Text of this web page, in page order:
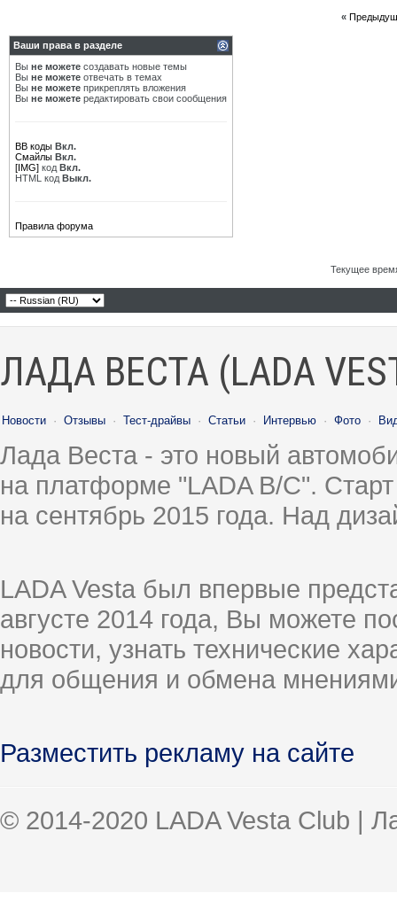
«
Ваши права в разделе
Вы не можете создавать новые темы
Вы не можете отвечать в темах
Вы не можете прикреплять вложения
Вы не можете редактировать свои сообщения
BB коды Вкл.
Смайлы Вкл.
[IMG] код Вкл.
HTML код Выкл.
Правила форума
Текущее
ЛАДА ВЕСТА (LADA
Новости · Отзывы · Тест-драйвы · Статьи · Интервью · Фото ·
Лада Веста - это новый
на платформе "LADA B/C".
на сентябрь 2015 года. Над
LADA Vesta был впервые
августе 2014 года, Вы можете
новости, узнать технические
для общения и обмена
Разместить рекламу на сайте
© 2014-2020 LADA Vesta Club |